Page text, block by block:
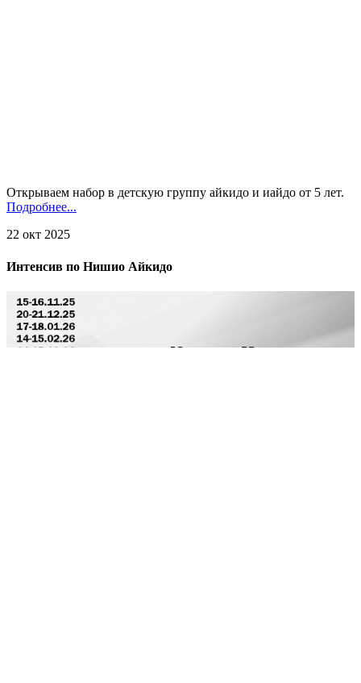
Открываем набор в детскую группу айкидо и иайдо от 5 лет.
Подробнее...
22 окт 2025
Интенсив по Нишио Айкидо